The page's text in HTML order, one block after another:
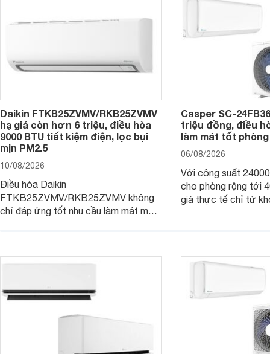
Daikin FTKB25ZVMV/RKB25ZVMV
hạ giá còn hơn 6 triệu, điều hòa
9000 BTU tiết kiệm điện, lọc bụi
mịn PM2.5
10/08/2026
Điều hòa Daikin
FTKB25ZVMV/RKB25ZVMV không
chỉ đáp ứng tốt nhu cầu làm mát mà
được bán với mức giá khá hấp dẫn
máy.
Casper SC-
triệu đồng, điều
làm mát tốt phòng
06/08/2026
Với công suất
cho phòng rộng tới
giá thực tế chỉ từ